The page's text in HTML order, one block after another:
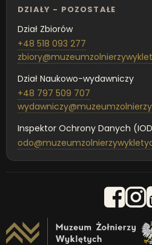
DZIAŁY - POZOSTAŁE
Dział Zbiorów
+48 518 093 277
Dział Naukowo-wydawniczy
+48 797 509 707
Inspektor Ochrony Danych